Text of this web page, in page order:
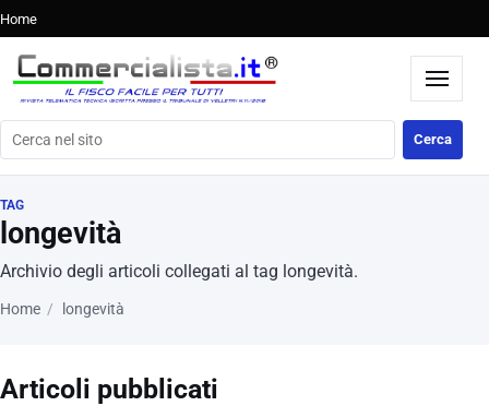
Home
Cerca nel sito Cerca
TAG
longevità
Archivio degli articoli collegati al tag longevità.
Home longevità
Articoli pubblicati